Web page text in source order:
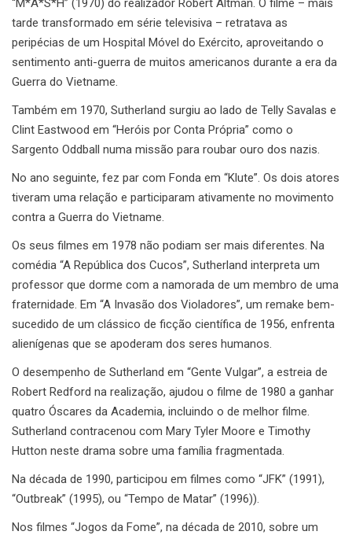
“M*A*S*H” (1970) do realizador Robert Altman. O filme – mais
tarde transformado em série televisiva – retratava as
peripécias de um Hospital Móvel do Exército, aproveitando o
sentimento anti-guerra de muitos americanos durante a era da
Guerra do Vietname.
Também em 1970, Sutherland surgiu ao lado de Telly Savalas e
Clint Eastwood em “Heróis por Conta Própria” como o
Sargento Oddball numa missão para roubar ouro dos nazis.
No ano seguinte, fez par com Fonda em “Klute”. Os dois atores
tiveram uma relação e participaram ativamente no movimento
contra a Guerra do Vietname.
Os seus filmes em 1978 não podiam ser mais diferentes. Na
comédia “A República dos Cucos”, Sutherland interpreta um
professor que dorme com a namorada de um membro de uma
fraternidade. Em “A Invasão dos Violadores”, um remake bem-
sucedido de um clássico de ficção científica de 1956, enfrenta
alienígenas que se apoderam dos seres humanos.
O desempenho de Sutherland em “Gente Vulgar”, a estreia de
Robert Redford na realização, ajudou o filme de 1980 a ganhar
quatro Óscares da Academia, incluindo o de melhor filme.
Sutherland contracenou com Mary Tyler Moore e Timothy
Hutton neste drama sobre uma família fragmentada.
Na década de 1990, participou em filmes como “JFK” (1991),
“Outbreak” (1995), ou “Tempo de Matar” (1996)).
Nos filmes “Jogos da Fome”, na década de 2010, sobre um